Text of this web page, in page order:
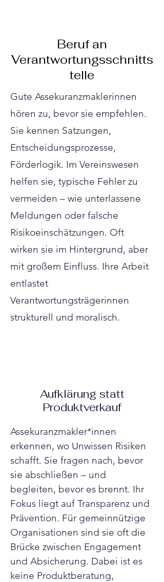
Beruf an
Verantwortungsschnitts
telle
Gute Assekuranzmaklerinnen
hören zu, bevor sie empfehlen.
Sie kennen Satzungen,
Entscheidungsprozesse,
Förderlogik. Im Vereinswesen
helfen sie, typische Fehler zu
vermeiden – wie unterlassene
Meldungen oder falsche
Risikoeinschätzungen. Oft
wirken sie im Hintergrund, aber
mit großem Einfluss. Ihre Arbeit
entlastet
Verantwortungsträgerinnen
strukturell und moralisch.
Aufklärung statt
Produktverkauf
Assekuranzmakler*innen
erkennen, wo Unwissen Risiken
schafft. Sie fragen nach, bevor
sie abschließen – und
begleiten, bevor es brennt. Ihr
Fokus liegt auf Transparenz und
Prävention. Für gemeinnützige
Organisationen sind sie oft die
Brücke zwischen Engagement
und Absicherung. Dabei ist es
keine Produktberatung,